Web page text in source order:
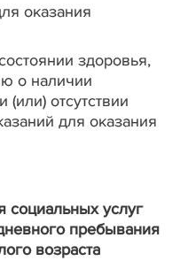
оказания
здоровья,
о наличии
отсутствии
для оказания
социальных услуг
пребывания
возраста